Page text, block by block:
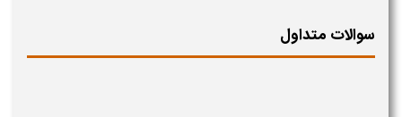
سوالات متداول